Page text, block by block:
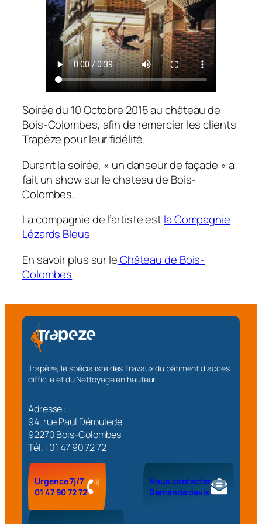
Soirée du 10 Octobre 2015 au château de
Bois-Colombes, afin de remercier les clients
Trapèze pour leur fidélité.
Durant la soirée, « un danseur de façade » a
fait un show sur le chateau de Bois-
Colombes.
La compagnie de l’artiste estla Compagnie
Lézards Bleus
En savoir plus sur leChâteau de Bois-
Colombes
Trapèze, le spécialiste des Travaux du bâtiment d’accès
difficile et du Nettoyage en hauteur
Adresse :
94, rue Paul Déroulède
92270 Bois-Colombes
Tél. : 01 47 90 72 72
Urgence 7j/7
01 47 90 72 72
Nous contacter
Demande devis